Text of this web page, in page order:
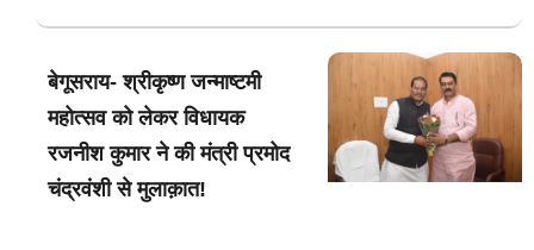
बेगूसराय- श्रीकृष्ण जन्माष्टमी
महोत्सव को लेकर विधायक
रजनीश कुमार ने की मंत्री प्रमोद
चंद्रवंशी से मुलाक़ात!